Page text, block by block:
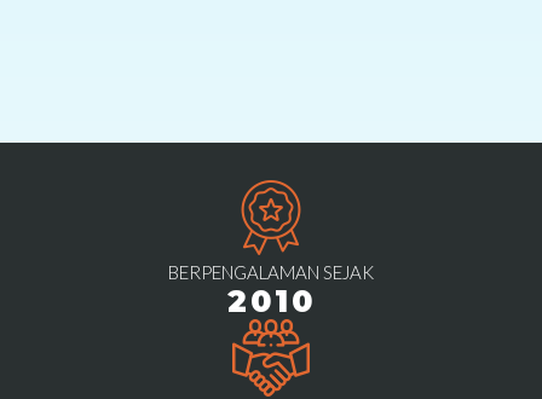
BERPENGALAMAN SEJAK
2010